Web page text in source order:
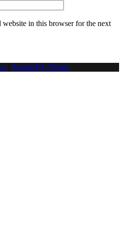
website in this browser for the next
PopularFX Theme